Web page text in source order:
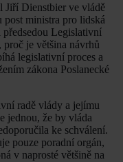
Jiří Dienstbier ve vládě
post ministra pro lidská
Legislativní
je většina návrhů
legislativní proces a
zákona Poslanecké
radě vlády a jejímu
jednou, že by vláda
ke schválení.
pouze poradní orgán,
v naprosté většině na